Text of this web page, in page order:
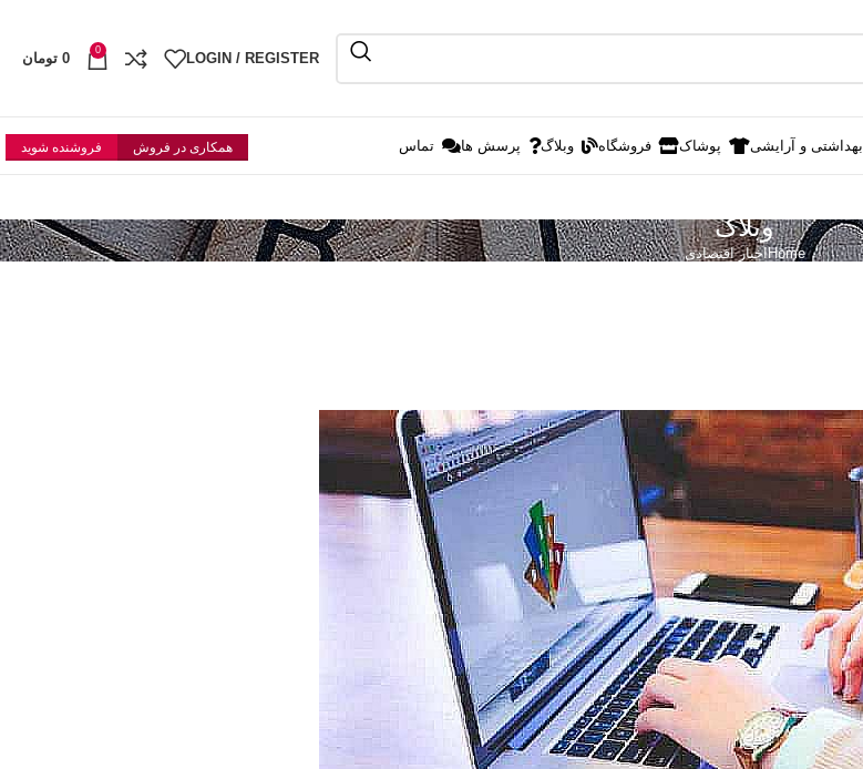
LOGIN / REGISTER
0
0 تومان
بهداشتی و آرایشی پوشاک فروشگاه وبلاگ پرسش ها تماس همکاری در فروش فروشنده شوید
وبلاگ
Homeاخبار اقتصادی